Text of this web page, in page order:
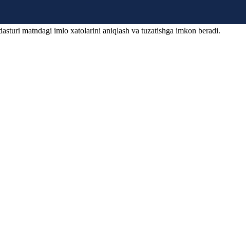
matndagi imlo xatolarini aniqlash va tuzatishga imkon beradi.